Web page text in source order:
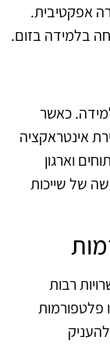
אפקטיבית.
בלמידה בזום.
כאשר
אינטראקציה
וארגון
של שייכות
רבות
פלטפורמות
להעניק